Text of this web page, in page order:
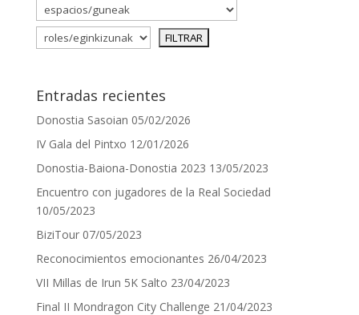
Entradas recientes
Donostia Sasoian 05/02/2026
IV Gala del Pintxo 12/01/2026
Donostia-Baiona-Donostia 2023 13/05/2023
Encuentro con jugadores de la Real Sociedad
10/05/2023
BiziTour 07/05/2023
Reconocimientos emocionantes 26/04/2023
VII Millas de Irun 5K Salto 23/04/2023
Final II Mondragon City Challenge 21/04/2023